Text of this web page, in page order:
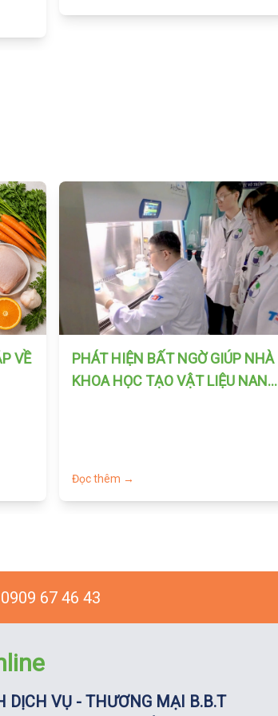
VỀ
PHÁT HIỆN BẤT NGỜ GIÚP NHÀ
KHOA HỌC TẠO VẬT LIỆU NANO
Đọc thêm →
67 46 43
DỊCH VỤ - THƯƠNG MẠI B.B.T